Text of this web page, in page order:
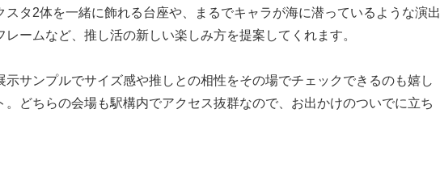
スタ2体を一緒に飾れる台座や、まるでキャラが海に潜っているような演出
レームなど、推し活の新しい楽しみ方を提案してくれます。
示サンプルでサイズ感や推しとの相性をその場でチェックできるのも嬉し
。どちらの会場も駅構内でアクセス抜群なので、お出かけのついでに立ち